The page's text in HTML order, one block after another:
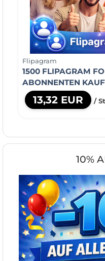
Flipagram
1500 FLIPAGRAM
ABONNENTEN
13,32 EUR /
10%